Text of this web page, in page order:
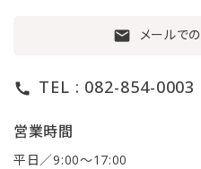
mail メールで
call TEL : 082-854-0003
営業時間
平日／9:00〜17:00